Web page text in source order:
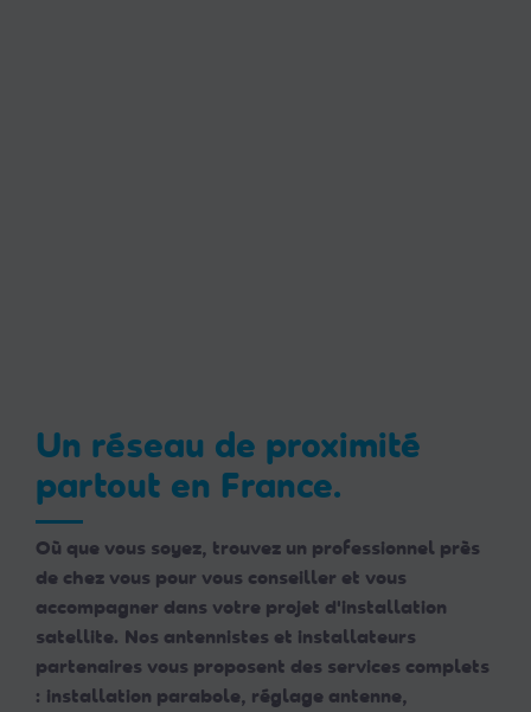
Un réseau de proximité
partout en France.
Où que vous soyez, trouvez un professionnel près
de chez vous pour vous conseiller et vous
accompagner dans votre projet d'installation
satellite. Nos antennistes et installateurs
partenaires vous proposent des services complets
: installation parabole, réglage antenne,